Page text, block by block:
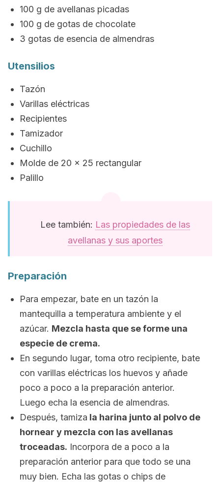
100 g de avellanas picadas
100 g de gotas de chocolate
3 gotas de esencia de almendras
Utensilios
Tazón
Varillas eléctricas
Recipientes
Tamizador
Cuchillo
Molde de 20 x 25 rectangular
Palillo
Lee también: Las propiedades de las
avellanas y sus aportes
Preparación
Para empezar, bate en un tazón la
mantequilla a temperatura ambiente y el
azúcar. Mezcla hasta que se forme una
especie de crema.
En segundo lugar, toma otro recipiente, bate
con varillas eléctricas los huevos y añade
poco a poco a la preparación anterior.
Luego echa la esencia de almendras.
Después, tamiza la harina junto al polvo de
hornear y mezcla con las avellanas
troceadas. Incorpora de a poco a la
preparación anterior para que todo se una
muy bien. Echa las gotas o chips de